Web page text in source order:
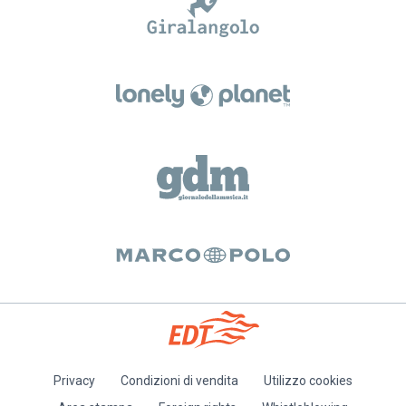
Privacy Condizioni di vendita
Utilizzo cookies